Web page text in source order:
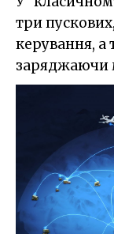
три
керування,
заряджаючи